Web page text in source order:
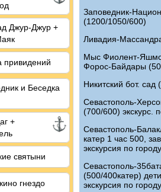
Джур-Джур +
привидений
и Беседка
+
святыни
гнездо
Заповедник-
(1200/1050/600)
Ливадия-
Мыс Фиолент-
Форос-Байдары
Никитский бот. сад
Севастополь-
(700/600) экскурс.
Севастополь-
катер 1 час 500,
экскурсия по
Севастополь-
(500/400катер)
экскурсия по